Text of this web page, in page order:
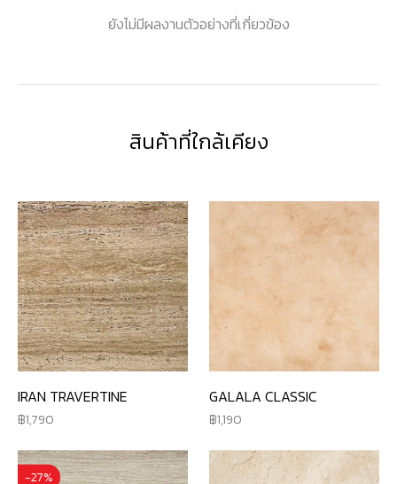
ยังไม่มีผลงานตัวอย่างที่เกี่ยวข้อง
สินค้าที่ใกล้เคียง
IRAN TRAVERTINE
1,790
GALALA CLASSIC
1,190
-27%